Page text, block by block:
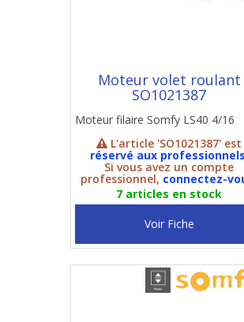
Moteur volet roulant
SO1021387
Moteur filaire Somfy LS40 4/16
L'article 'SO1021387' est
réservé aux professionnels
Si vous avez un compte
professionnel, connectez-
7 articles en stock
Voir Fiche